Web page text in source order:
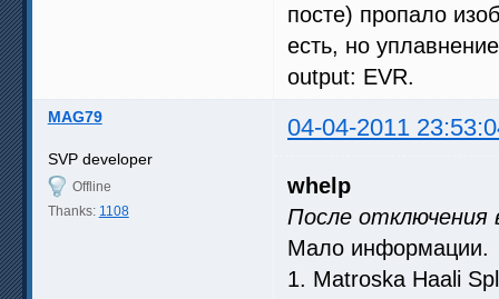
посте) пропало
есть, но
output: EVR.
MAG79 04-04-2011
SVP developer
Offline
Thanks: 1108
whelp
После отключения
Мало информации.
1. Matroska Haali